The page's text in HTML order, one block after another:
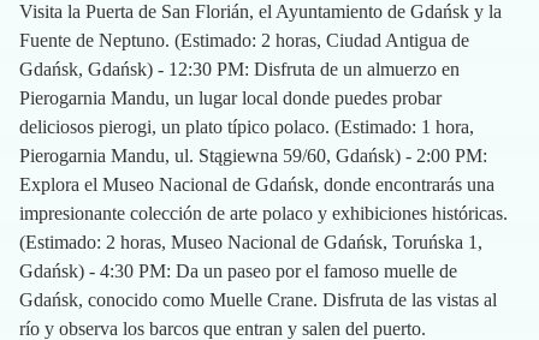
Visita la Puerta de San Florián, el Ayuntamiento de Gdańsk y la
Fuente de Neptuno. (Estimado: 2 horas, Ciudad Antigua de
Gdańsk, Gdańsk) - 12:30 PM: Disfruta de un almuerzo en
Pierogarnia Mandu, un lugar local donde puedes probar
deliciosos pierogi, un plato típico polaco. (Estimado: 1 hora,
Pierogarnia Mandu, ul. Stągiewna 59/60, Gdańsk) - 2:00 PM:
Explora el Museo Nacional de Gdańsk, donde encontrarás una
impresionante colección de arte polaco y exhibiciones históricas.
(Estimado: 2 horas, Museo Nacional de Gdańsk, Toruńska 1,
Gdańsk) - 4:30 PM: Da un paseo por el famoso muelle de
Gdańsk, conocido como Muelle Crane. Disfruta de las vistas al
río y observa los barcos que entran y salen del puerto.